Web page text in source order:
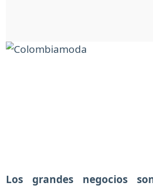
Los grandes negocios